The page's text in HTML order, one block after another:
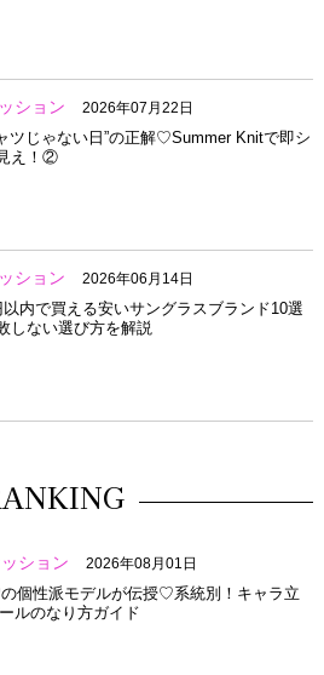
ション 2026年07月22日
ツじゃない日”の正解♡Summer Knitで即シ
え！②
ション 2026年06月14日
以内で買える安いサングラスブランド10選
しない選び方を解説
ション 2026年08月01日
の個性派モデルが伝授♡系統別！キャラ立
ルのなり方ガイド